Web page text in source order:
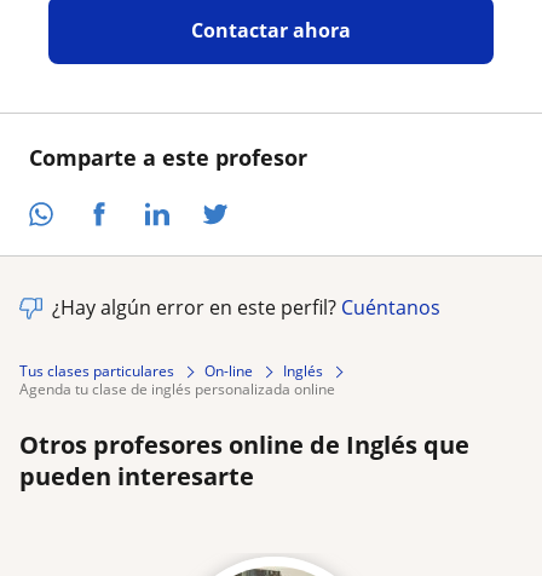
Comparte a este profesor
Contactar ahora
¿Hay algún error en este perfil? Cuéntanos
Tus clases particulares On-line
Inglés
agenda tu clase de inglés personalizada online
Otros profesores online de Inglés que
pueden interesarte